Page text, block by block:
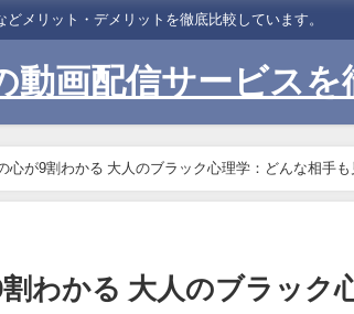
メリット・デメリットを徹底比較しています。
動画配信サービスを
心が9割わかる 大人のブラック心理学：どんな相手も
わかる 大人のブラック